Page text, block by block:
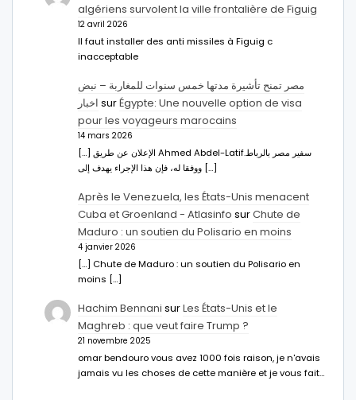
algériens survolent la ville frontalière de Figuig
12 avril 2026
Il faut installer des anti missiles à Figuig c
inacceptable
مصر تمنح تأشيرة مدتها خمس سنوات للمغاربة – نبض
اخبار surÉgypte: Une nouvelle option de visa
pour les voyageurs marocains
14 mars 2026
[…] الإعلان عن طريق Ahmed Abdel-Latifسفير مصر بالرباط.
ووفقا له، فإن هذا الإجراء يهدف إلى […]
Après le Venezuela, les États-Unis menacent
Cuba et Groenland - Atlasinfo surChute de
Maduro : un soutien du Polisario en moins
4 janvier 2026
[…] Chute de Maduro : un soutien du Polisario en
moins […]
Hachim Bennani surLes États-Unis et le
Maghreb : que veut faire Trump ?
21 novembre 2025
omar bendouro vous avez 1000 fois raison, je n'avais
jamais vu les choses de cette manière et je vous fait…